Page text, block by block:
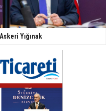
Yığınak